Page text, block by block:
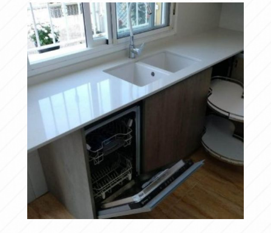
PERSONALIZACIÓN
Ampliar